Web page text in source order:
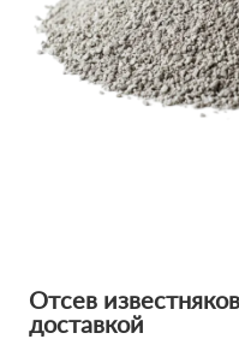
Отсев
доставкой